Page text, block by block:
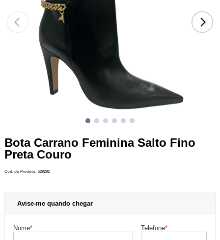
Bota Carrano Feminina Salto Fino
Preta Couro
Cod. do Produto: 529292
Avise-me quando chegar
Nome*: Telefone*: